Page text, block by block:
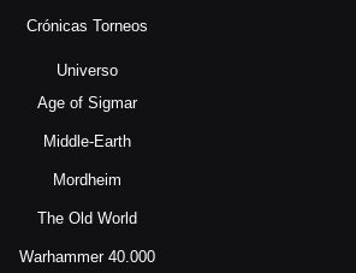
Crónicas Torneos
Universo
Age of Sigmar
Middle-Earth
Mordheim
The Old World
Warhammer 40.000